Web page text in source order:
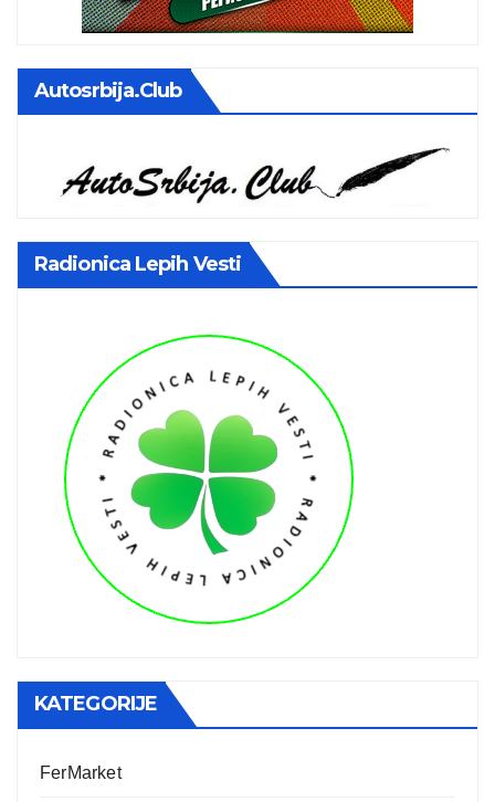
Autosrbija.club
Radionica Lepih Vesti
KATEGORIJE
FerMarket